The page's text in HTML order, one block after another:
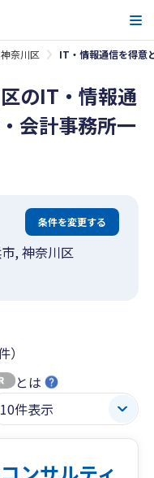
神奈川区 IT・情報通信を得意
のIT・情報通
会計事務所一
条件を変更する
, 神奈川区
とは